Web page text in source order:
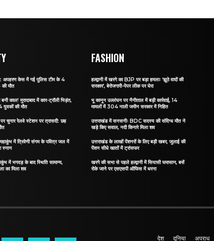
अपहरण केस में गई पुलिस टीम के 4
मौत
काल! मुरादाबाद में कार-ट्रॉली भिड़ंत,
युवकों की मौत
पर चुनार रेलवे स्टेशन पर त्रासदी: छह
महाकुंभ में त्रिवेणी संगम के पवित्र जल में
स्नान
में भगदड़ के बाद स्थिति सामान्य,
का मिला शव
FASHION
हल्द्वानी में खरगे का BJP पर बड़ा हमलाः ‘झूठे वादों की
सरकार’, बेरोजगारी-पेपर लीक पर घेरा
भू कानून उल्लंघन पर नैनीताल में बड़ी कार्रवाई, 14
मामलों में 304 नाली जमीन सरकार में निहित
उत्तराखंड में सनसनीः BDC सदस्य की संदिग्ध मौत ने
खड़े किए सवाल, नदी किनारे मिला शव
उत्तराखंड के लाखों पेंशनरों के लिए बड़ी खबर, जुलाई की
पेंशन सीधे खातों में ट्रांसफर
खरगे की सभा से पहले हल्द्वानी में सियासी घमासान, बसें
रोके जाने पर एसएसपी ऑफिस में धरना
देश दुनिया अपराध